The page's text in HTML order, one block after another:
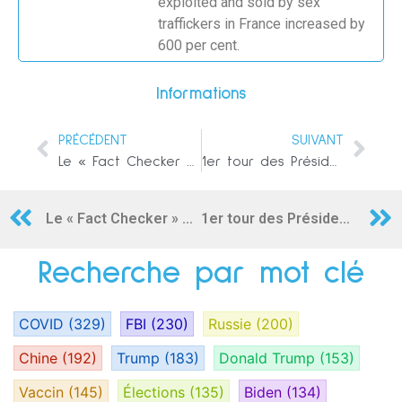
traffickers in France increased by
600 per cent.
Informations
PRÉCÉDENT
SUIVANT
Le « Fact Checker » du Washington Post défend le mensonge de Biden sur les vaccins : « C’était un faux pas verbal » 1er tour des Présidentielles 2017 en France : Retour sur une journée inédite
Recherche par mot clé
COVID (329) FBI (230) Russie (200)
Chine (192) Trump (183) Donald Trump (153)
Vaccin (145) Élections (135) Biden (134)